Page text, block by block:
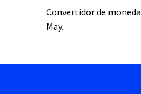
Convertidor de moneda
May.